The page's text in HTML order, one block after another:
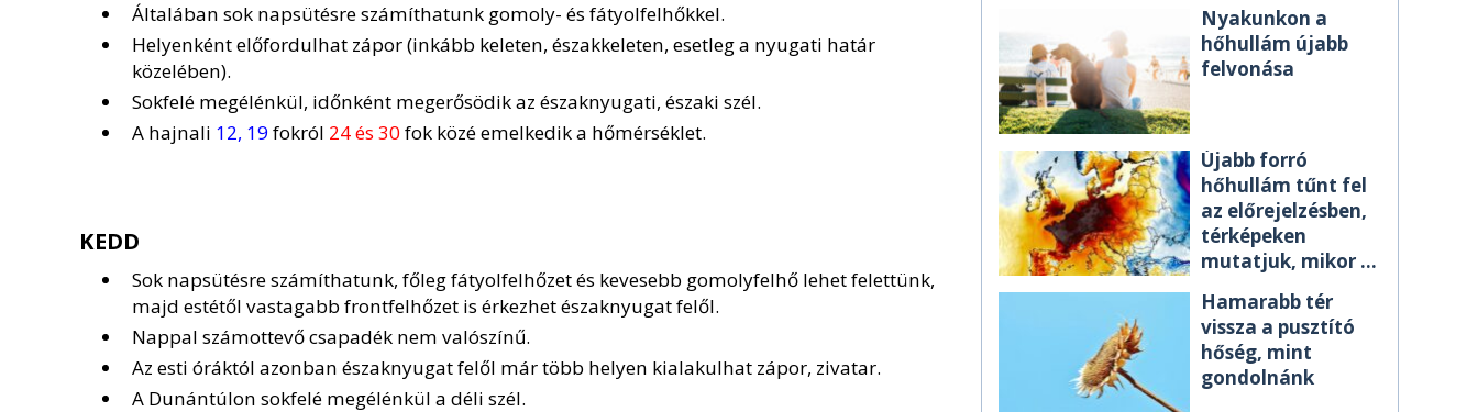
Általában sok napsütésre számíthatunk gomoly- és fátyolfelhőkkel.
Helyenként előfordulhat zápor (inkább keleten, északkeleten, esetleg a nyugati határ
közelében).
Sokfelé megélénkül, időnként megerősödik az északnyugati, északi szél.
A hajnali 12, 19fokról 24 és 30fok közé emelkedik a hőmérséklet.
KEDD
Sok napsütésre számíthatunk, főleg fátyolfelhőzet és kevesebb gomolyfelhő lehet felettünk,
majd estétől vastagabb frontfelhőzet is érkezhet északnyugat felől.
Nappal számottevő csapadék nem valószínű.
Az esti óráktól azonban északnyugat felől már több helyen kialakulhat zápor, zivatar.
A Dunántúlon sokfelé megélénkül a déli szél.
Nyakunkon a
hőhullám újabb
felvonása
Újabb forró
hőhullám tűnt fel
az előrejelzésben,
térképeken
mutatjuk, mikor ér
Hamarabb tér
vissza a pusztító
hőség, mint
gondolnánk